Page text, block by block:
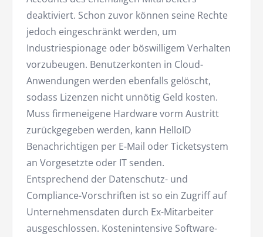
deaktiviert. Schon zuvor können seine Rechte
jedoch eingeschränkt werden, um
Industriespionage oder böswilligem Verhalten
vorzubeugen. Benutzerkonten in Cloud-
Anwendungen werden ebenfalls gelöscht,
sodass Lizenzen nicht unnötig Geld kosten.
Muss firmeneigene Hardware vorm Austritt
zurückgegeben werden, kann HelloID
Benachrichtigen per E-Mail oder Ticketsystem
an Vorgesetzte oder IT senden.
Entsprechend der Datenschutz- und
Compliance-Vorschriften ist so ein Zugriff auf
Unternehmensdaten durch Ex-Mitarbeiter
ausgeschlossen. Kostenintensive Software-